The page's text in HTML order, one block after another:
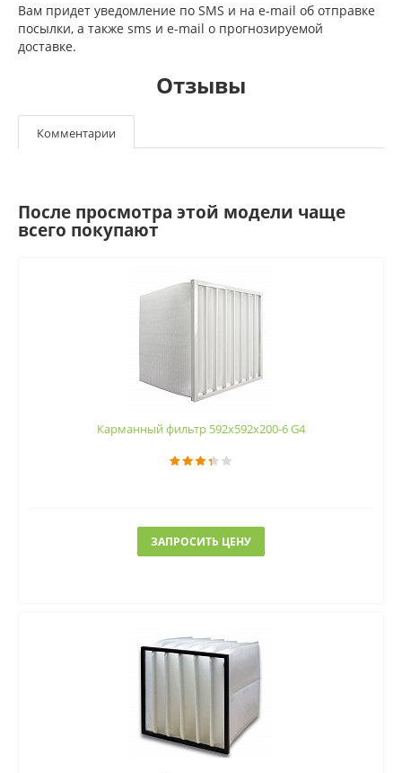
Вам придет уведомление по SMS и на e-mail об отправке
посылки, а также sms и e-mail о прогнозируемой
доставке.
Отзывы
Комментарии
После просмотра этой модели чаще
всего покупают
Карманный фильтр 592х592х200-6 G4
ЗАПРОСИТЬ ЦЕНУ